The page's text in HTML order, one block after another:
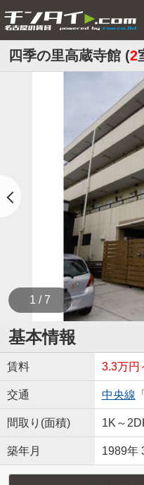
四季の里高蔵寺館 (2
1 / 7
基本情報
賃料 3.3万円
交通 中央線 「
間取り(面積) 1K～
築年月 1989年